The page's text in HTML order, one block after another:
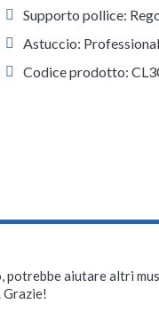
Supporto pollice:
Astuccio:
Codice prodotto:
aiutare altri